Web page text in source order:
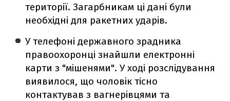
території. Загарбникам ці дані були
необхідні для ракетних ударів.
У телефоні державного зрадника
правоохоронці знайшли електронні
карти з "мішенями". У ході розслідування
виявилося, що чоловік тісно
контактував з вагнерівцями та